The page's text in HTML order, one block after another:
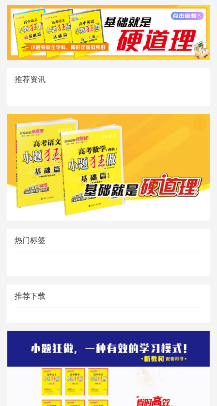
推荐资讯
热门标签
推荐下载